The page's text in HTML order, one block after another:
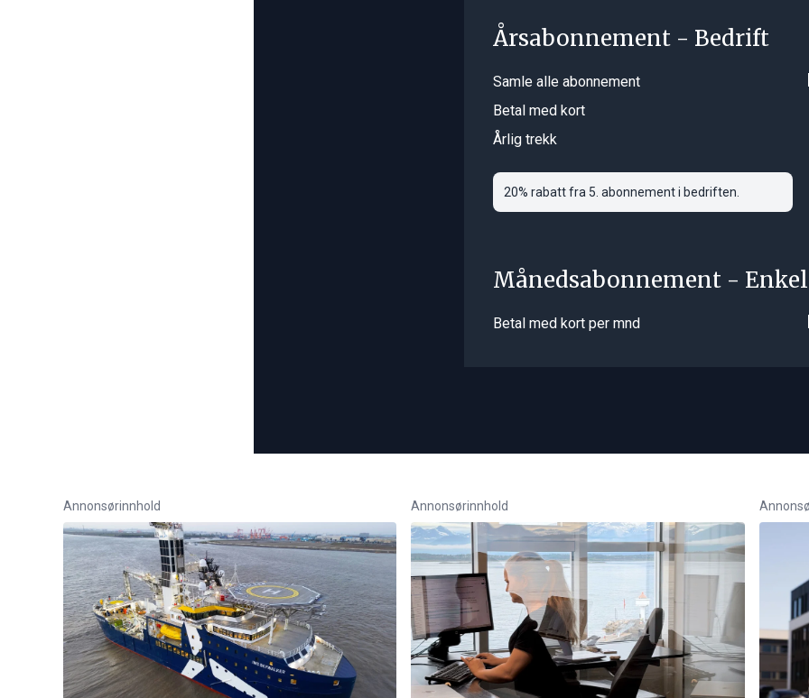
Årsabonnement - Bedrift
Samle alle abonnement
Betal med kort
Årlig trekk
20% rabatt fra 5. abonnement i bedriften.
Månedsabonnement -
Betal med kort per mnd
Annonsørinnhold Annonsørinnhold